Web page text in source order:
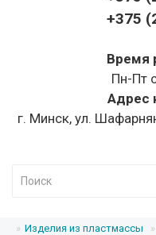
+375
Время
Пн-Пт
Адрес
г. Минск, ул.
Изделия из пластмассы